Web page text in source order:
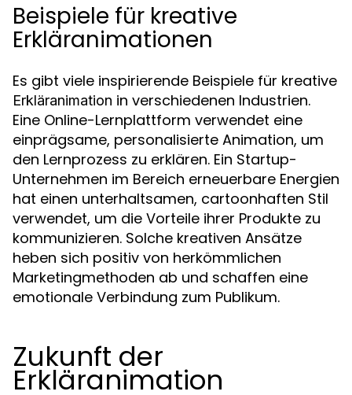
Beispiele für kreative
Erkläranimationen
Es gibt viele inspirierende Beispiele für kreative
Erkläranimation in verschiedenen Industrien.
Eine Online-Lernplattform verwendet eine
einprägsame, personalisierte Animation, um
den Lernprozess zu erklären. Ein Startup-
Unternehmen im Bereich erneuerbare Energien
hat einen unterhaltsamen, cartoonhaften Stil
verwendet, um die Vorteile ihrer Produkte zu
kommunizieren. Solche kreativen Ansätze
heben sich positiv von herkömmlichen
Marketingmethoden ab und schaffen eine
emotionale Verbindung zum Publikum.
Zukunft der
Erkläranimation